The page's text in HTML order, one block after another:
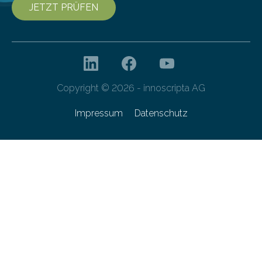
JETZT PRÜFEN
Copyright © 2026 - innoscripta AG
Impressum Datenschutz